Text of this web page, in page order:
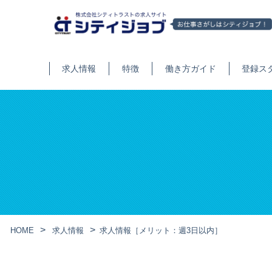
求人情報 特徴 働き方ガイド 登録ス
HOME 求人情報 求人情報［メリット：週3日以内］